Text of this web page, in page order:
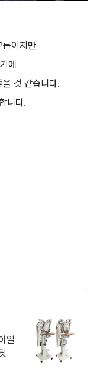
룹이지만
에
것 같습니다.
니다.
일